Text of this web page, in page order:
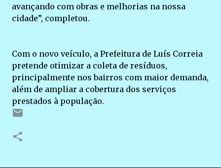
avançando com obras e melhorias na nossa
cidade”, completou.
Com o novo veículo, a Prefeitura de Luís Correia
pretende otimizar a coleta de resíduos,
principalmente nos bairros com maior demanda,
além de ampliar a cobertura dos serviços
prestados à população.